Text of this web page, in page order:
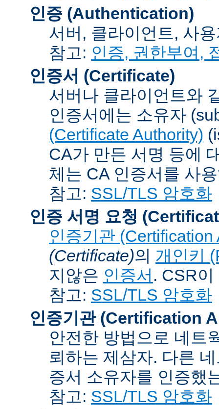
인증 (Authentication)
서버, 클라이언트, 사
참고: 인증, 권한부여,
인증서 (Certificate)
서버나 클라이언트와
인증서에는 소유자
(Certificate Authority)
CA가 만든 서명 등에
체는 CA 인증서를 사
참고: SSL/TLS 암호화
인증 서명 요청
인증기관 (Certification
(Certificate)의 개인키
지않은 인증서 . CSR
참고: SSL/TLS 암호화
인증기관 (Certification
안전한 방법으로 네트
뢰하는 제삼자. 다른
증서 소유자를 인증했
참고: SSL/TLS 암호화